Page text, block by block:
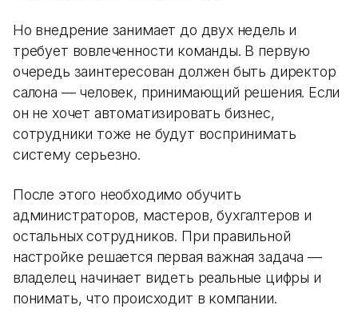
Но внедрение занимает до двух недель и
требует вовлеченности команды. В первую
очередь заинтересован должен быть директор
салона — человек, принимающий решения. Если
он не хочет автоматизировать бизнес,
сотрудники тоже не будут воспринимать
систему серьезно.
После этого необходимо обучить
администраторов, мастеров, бухгалтеров и
остальных сотрудников. При правильной
настройке решается первая важная задача —
владелец начинает видеть реальные цифры и
понимать, что происходит в компании.